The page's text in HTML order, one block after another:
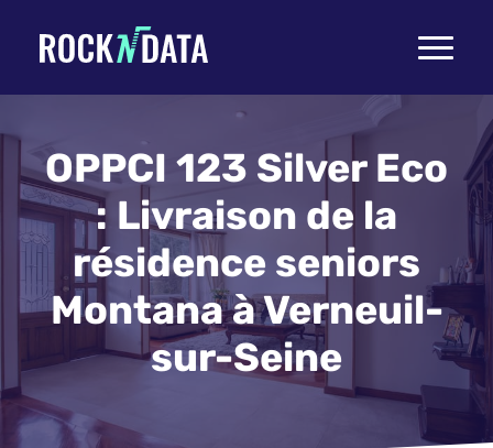
Toggle
OPPCI 123 Silver Eco
: Livraison de la
résidence seniors
Montana à Verneuil-
sur-Seine